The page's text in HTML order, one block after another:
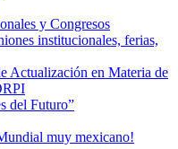
y Congresos
institucionales, ferias,
Actualización en Materia de
del Futuro”
muy mexicano!